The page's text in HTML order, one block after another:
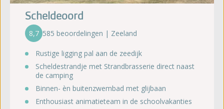
Scheldeoord
8,7 585 beoordelingen | Zeeland
Rustige ligging pal aan de zeedijk
Scheldestrandje met Strandbrasserie direct naast
de camping
Binnen- èn buitenzwembad met glijbaan
Enthousiast animatieteam in de schoolvakanties